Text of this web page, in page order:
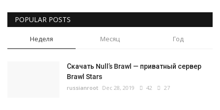
POPULAR POSTS
Неделя Месяц Год
Скачать Null’s Brawl — приватный сервер
Brawl Stars
russianroot Dec 28, 2019 42 27